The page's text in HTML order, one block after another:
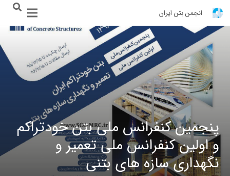
انجمن بتن ایران
پنجمین کنفرانس ملی بتن خودتراکم
و اولین کنفرانس ملی تعمیر و
نگهداری سازه های بتنی